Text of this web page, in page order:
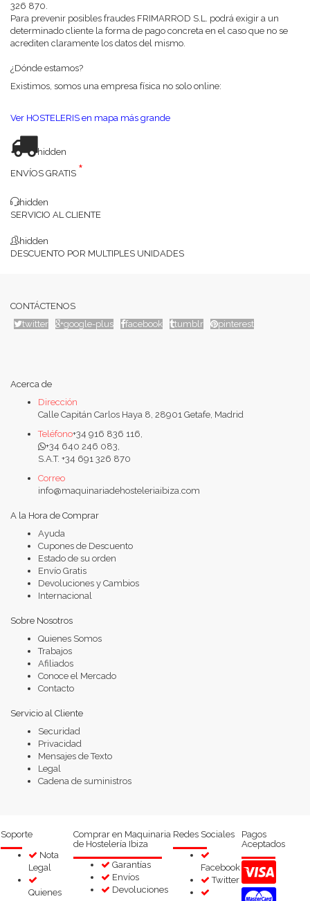
326 870.
Para prevenir posibles fraudes FRIMARROD S.L. podrá exigir a un
determinado cliente la forma de pago concreta en el caso que no se
acrediten claramente los datos del mismo.
¿Dónde estamos?
Existimos, somos una empresa física no solo online:
Ver HOSTELERIS en mapa más grande
hidden
ENVÍOS GRATIS *
hidden
SERVICIO AL CLIENTE
hidden
DESCUENTO POR MULTIPLES UNIDADES
CONTÁCTENOS
twitter
google-plus facebook tumblr pinterest
Acerca de
Dirección
Calle Capitán Carlos Haya 8, 28901 Getafe, Madrid
Teléfono+34 916 836 116,
+34 640 246 083,
S.A.T. +34 691 326 870
Correo
info@maquinariadehosteleriaibiza.com
A la Hora de Comprar
Ayuda
Cupones de Descuento
Estado de su orden
Envío Gratis
Devoluciones y Cambios
Internacional
Sobre Nosotros
Quienes Somos
Trabajos
Afiliados
Conoce el Mercado
Contacto
Servicio al Cliente
Securidad
Privacidad
Mensajes de Texto
Legal
Cadena de suministros
Soporte
Nota
Legal
Quienes
Comprar en Maquinaria
de Hostelería Ibiza
Garantías
Envíos
Devoluciones
Redes Sociales
Facebook
Twitter
Pagos
Aceptados